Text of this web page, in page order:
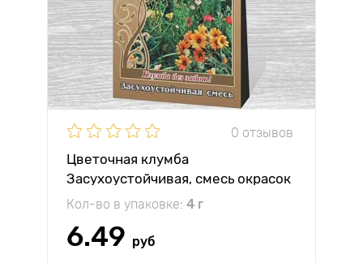
0 отзывов
Цветочная клумба
Засухоустойчивая, смесь окрасок
Кол-во в упаковке: 4 г
6.49 руб